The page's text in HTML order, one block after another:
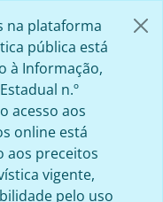
na plataforma
pública está
à Informação,
n.º
acesso aos
online está
aos preceitos
vigente,
pelo uso